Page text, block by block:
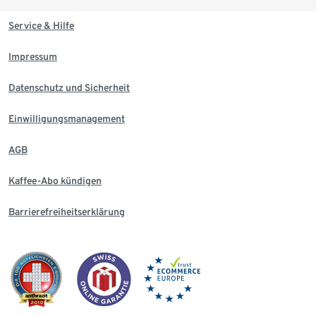
Service & Hilfe
Impressum
Datenschutz und Sicherheit
Einwilligungsmanagement
AGB
Kaffee-Abo kündigen
Barrierefreiheitserklärung